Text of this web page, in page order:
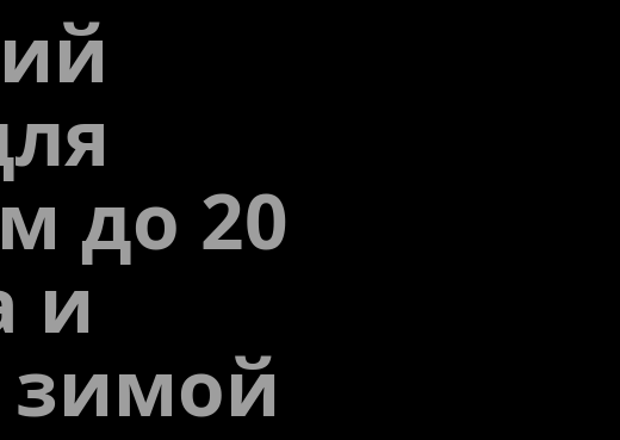
до 20
и
зимой